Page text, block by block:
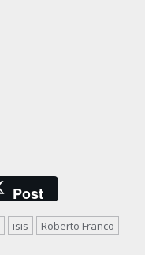
Post
isis
Roberto Franco